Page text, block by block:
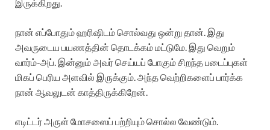
இருக்கிறது.
நான் எப்போதும் ஹரிஷிடம் சொல்வது ஒன்று தான். இது
அவருடைய பயணத்தின் தொடக்கம் மட்டுமே. இது வெறும்
வார்ம்-அப். இன்னும் அவர் செய்யப் போகும் சிறந்த படைப்புகள்
மிகப் பெரிய அளவில் இருக்கும். அந்த வெற்றிகளைப் பார்க்க
நான் ஆவலுடன் காத்திருக்கிறேன்.
எடிட்டர் அருள் மோசஸைப் பற்றியும் சொல்ல வேண்டும்.